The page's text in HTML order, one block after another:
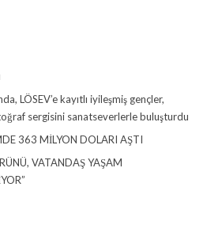
LÖSEV’e kayıtlı iyileşmiş gençler,
sergisini sanatseverlerle buluşturdu
363 MİLYON DOLARI AŞTI
VATANDAŞ YAŞAM